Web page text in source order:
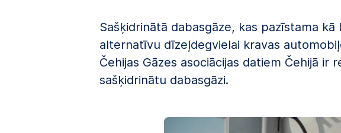
Sašķidrinātā dabasgāze, kas pazīstama
alternatīvu dīzeļdegvielai kravas
Čehijas Gāzes asociācijas datiem Čehijā
sašķidrinātu dabasgāzi.